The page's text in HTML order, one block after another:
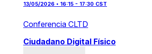
13/05/2026 • 16:15 - 17:30 CST
Conferencia CLTD
Ciudadano Digital Físico